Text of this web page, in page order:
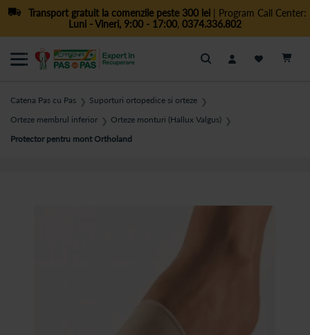
Transport gratuit la comenzile peste 300 lei| Program Call Center:
Luni - Vineri, 9:00 - 17:00, 0374.336.802
Cautare
Catena Pas cu Pas ❯ Suporturi ortopedice si orteze ❯
Orteze membrul inferior ❯ Orteze monturi (Hallux Valgus) ❯
Protector pentru mont Ortholand